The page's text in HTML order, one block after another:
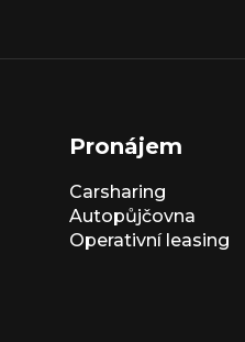
Pronájem
Carsharing
Autopůjčovna
Operativní leasing